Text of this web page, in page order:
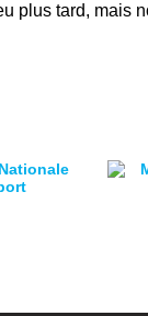
plus tard, mais